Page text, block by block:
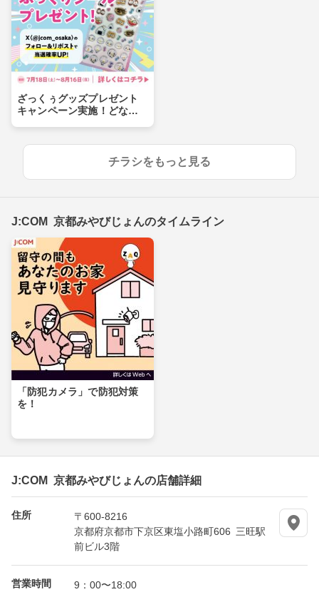
ざっくぅグッズプレゼント
キャンペーン実施！どなた
チラシをもっと見る
J:COM 京都みやびじょんのタイムライン
「防犯カメラ」で防犯対策
を！
J:COM 京都みやびじょんの店舗詳細
住所
〒600-8216
京都府京都市下京区東塩小路町606 三旺駅
前ビル3階
営業時間 9：00〜18:00